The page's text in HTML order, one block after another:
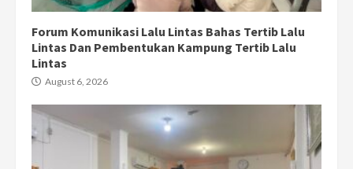
Forum Komunikasi Lalu Lintas Bahas Tertib Lalu
Lintas Dan Pembentukan Kampung Tertib Lalu
Lintas
August 6, 2026